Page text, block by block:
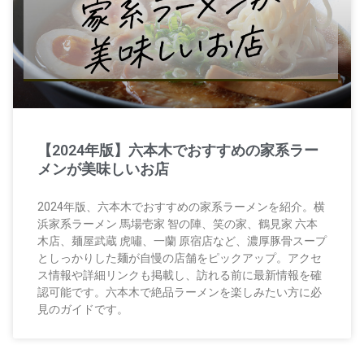
【2024年版】六本木でおすすめの家系ラー
メンが美味しいお店
2024年版、六本木でおすすめの家系ラーメンを紹介。横
浜家系ラーメン 馬場壱家 智の陣、笑の家、鶴見家 六本
木店、麺屋武蔵 虎嘯、一蘭 原宿店など、濃厚豚骨スープ
としっかりした麺が自慢の店舗をピックアップ。アクセ
ス情報や詳細リンクも掲載し、訪れる前に最新情報を確
認可能です。六本木で絶品ラーメンを楽しみたい方に必
見のガイドです。